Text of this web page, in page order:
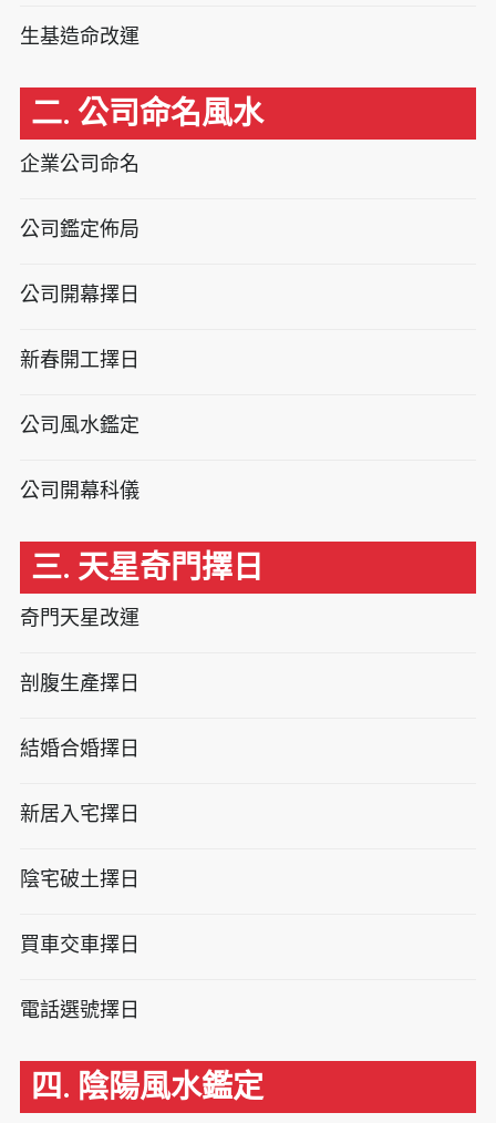
生基造命改運
二. 公司命名風水
企業公司命名
公司鑑定佈局
公司開幕擇日
新春開工擇日
公司風水鑑定
公司開幕科儀
三. 天星奇門擇日
奇門天星改運
剖腹生產擇日
結婚合婚擇日
新居入宅擇日
陰宅破土擇日
買車交車擇日
電話選號擇日
四. 陰陽風水鑑定